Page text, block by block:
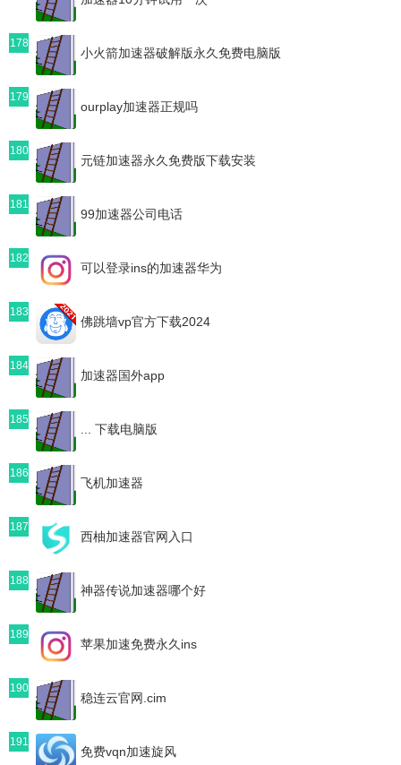
178
小火箭加速器破解版永久免费电脑版
179
ourplay加速器正规吗
180
元链加速器永久免费版下载安装
181
99加速器公司电话
182
可以登录ins的加速器华为
183
佛跳墙vp官方下载2024
184
加速器国外app
185
... 下载电脑版
186
飞机加速器
187
西柚加速器官网入口
188
神器传说加速器哪个好
189
苹果加速免费永久ins
190
稳连云官网.cim
191
免费vqn加速旋风